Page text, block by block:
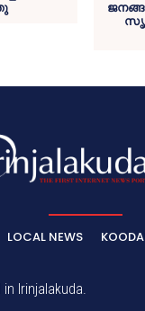
LOCAL NEWS
Irinjalakuda.